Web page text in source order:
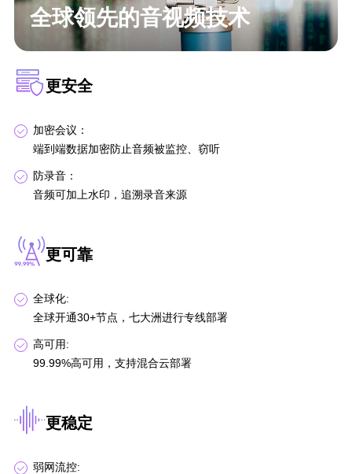
全球领先的音视频技术
更安全
加密会议：
端到端数据加密防止音频被监控、窃听
防录音：
音频可加上水印，追溯录音来源
更可靠
全球化:
全球开通30+节点，七大洲进行专线部署
高可用:
99.99%高可用，支持混合云部署
更稳定
弱网流控: